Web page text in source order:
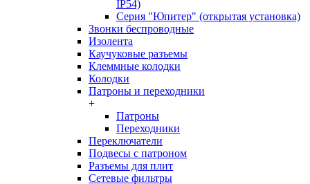
IP54)
Серия "Юпитер" (открытая установка)
Звонки беспроводные
Изолента
Каучуковые разъемы
Клеммные колодки
Колодки
Патроны и переходники
+
Патроны
Переходники
Переключатели
Подвесы с патроном
Разъемы для плит
Сетевые фильтры